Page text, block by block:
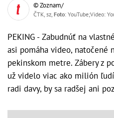
© Zoznam/
ČTK, sz, Foto: YouTube;Video:
PEKING - Zabudnúť na
asi pomáha video, natočené
pekinskom metre. Zábery z
už videlo viac ako milión
radi davy, by sa radšej ani